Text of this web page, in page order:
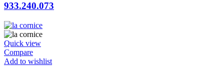
933.240.073
Quick view
Compare
Add to wishlist